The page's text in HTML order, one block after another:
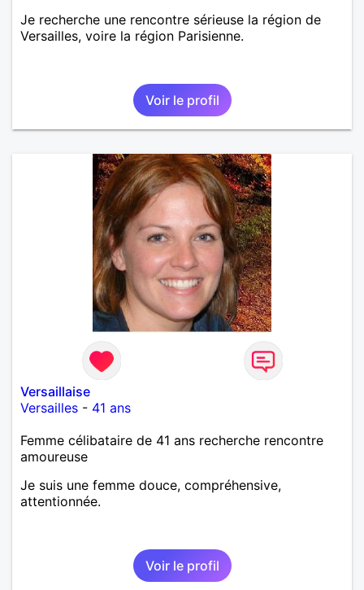
Je recherche une rencontre sérieuse la région de
Versailles, voire la région Parisienne.
Voir le profil
Versaillaise
Versailles - 41 ans
Femme célibataire de 41 ans recherche rencontre
amoureuse
Je suis une femme douce, compréhensive,
attentionnée.
Voir le profil